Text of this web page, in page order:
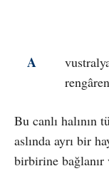
A
Bu canlı halının
aslında ayrı bir
birbirine